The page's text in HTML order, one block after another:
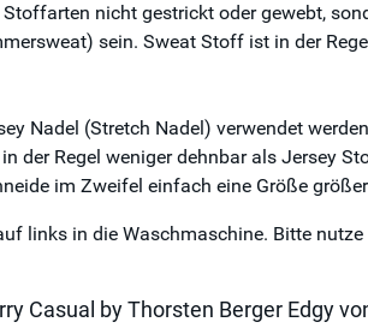
nicht gestrickt oder gewebt,
sein. Sweat Stoff ist in der
Nadel (Stretch Nadel) verwendet
der Regel weniger dehnbar als Jersey
im Zweifel einfach eine Größe
links in die Waschmaschine. Bitte
Casual by Thorsten Berger Edgy